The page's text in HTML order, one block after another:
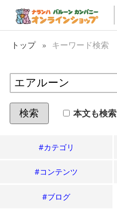
トップ キーワード検索
検索 本文も検索
#カテゴリ
#コンテンツ
#ブログ